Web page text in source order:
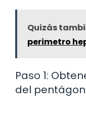
Quizás
perimetro
Paso 1:
del